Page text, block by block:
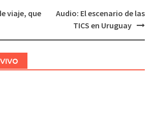
viaje, que
Audio: El escenario de las
TICS en Uruguay